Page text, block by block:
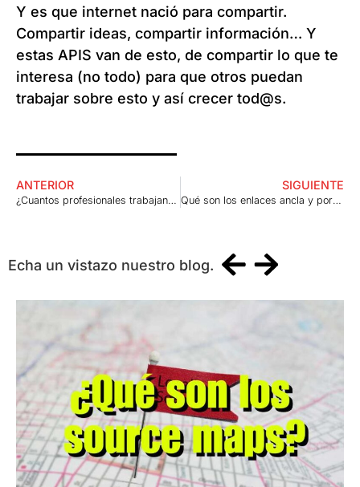
Y es que internet nació para compartir.
Compartir ideas, compartir información… Y
estas APIS van de esto, de compartir lo que te
interesa (no todo) para que otros puedan
trabajar sobre esto y así crecer tod@s.
ANTERIOR
¿Cuantos profesionales trabajan en una web?
SIGUIENTE
Qué son los enlaces ancla y por qué debes usarlos en tu web
Echa un vistazo nuestro blog.